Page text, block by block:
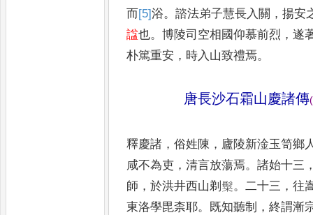
而[5]浴。諮法弟子慧長入關 ，揚安
諡也。博陵司空相國仰慕前烈 ，遂
朴篤重安 ， 時入 山致禮焉。
唐長沙石霜山慶諸傳(
釋慶諸 ，俗姓陳 ， 廬陵新淦玉笥鄉
咸不為吏 ，清言放蕩焉。諸始十三
師 ，於洪井西山剃䰂。二十三 ，往
東洛學毘柰耶。 既知聽制 ，終謂漸